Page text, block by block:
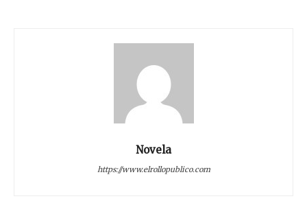
Novela
https://www.elrollopublico.com